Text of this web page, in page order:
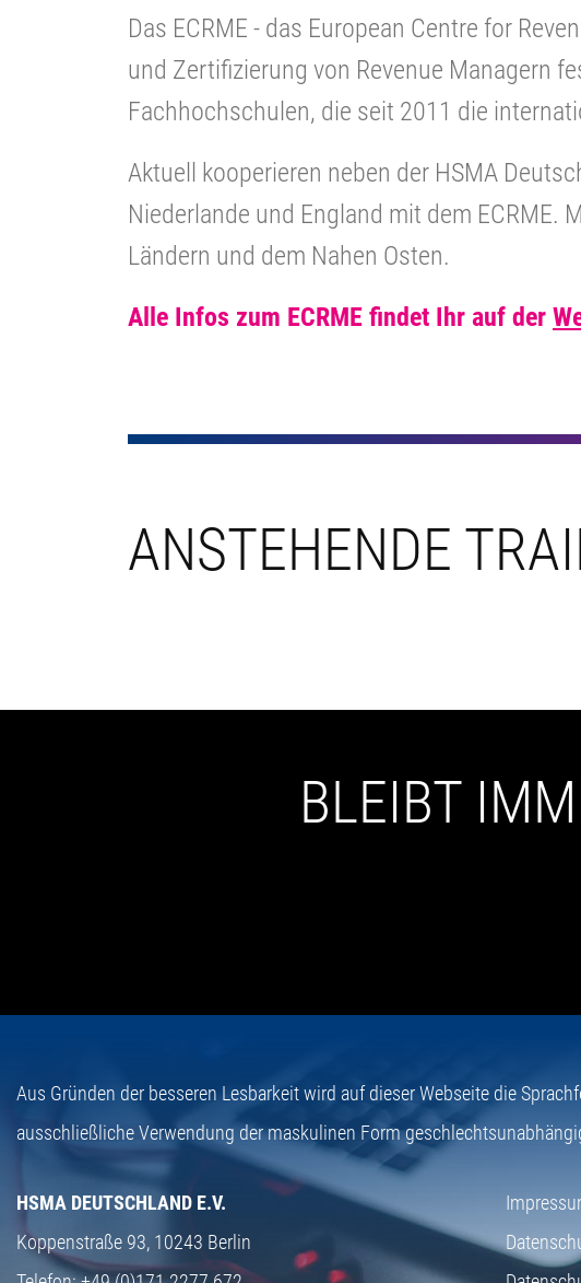
Das ECRME - das European Centre for
und Zertifizierung von Revenue Managern
Fachhochschulen, die seit 2011 die
Aktuell kooperieren neben der HSMA
Niederlande und England mit dem
Ländern und dem Nahen Osten.
Alle Infos zum ECRME findet Ihr auf der
ANSTEHENDE
BLEIBT
Aus Gründen der besseren Lesbarkeit wird auf dieser Webseite die
ausschließliche Verwendung der maskulinen Form
HSMA DEUTSCHLAND E.V.
Koppenstraße 93, 10243 Berlin